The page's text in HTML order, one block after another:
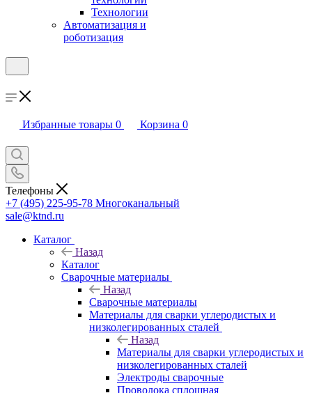
Технологии
Автоматизация и
роботизация
Избранные товары 0 Корзина 0
Телефоны
+7 (495) 225-95-78 Многоканальный
sale@ktnd.ru
Каталог
Назад
Каталог
Сварочные материалы
Назад
Сварочные материалы
Материалы для сварки углеродистых и
низколегированных сталей
Назад
Материалы для сварки углеродистых и
низколегированных сталей
Электроды сварочные
Проволока сплошная